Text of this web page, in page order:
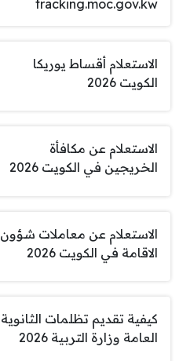
tracking.moc.gov.kw
الاستعلام أقساط يوريكا
الكويت 2026
الاستعلام عن مكافأة
الخريجين في الكويت 2026
الاستعلام عن معاملات شؤون
الاقامة في الكويت 2026
كيفية تقديم تظلمات الثانوية
العامة وزارة التربية 2026